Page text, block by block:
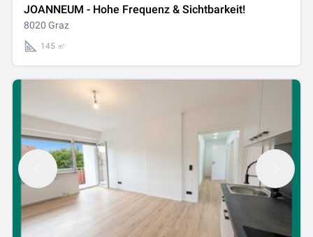
JOANNEUM - Hohe Frequenz & Sichtbarkeit!
8020 Graz
145 ㎡